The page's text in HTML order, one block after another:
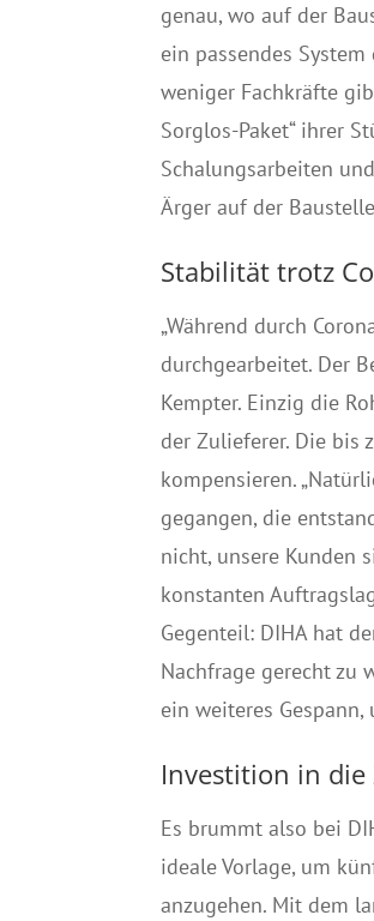
genau, wo auf der
ein passendes
weniger Fachkräfte
Sorglos-Paket“ ihrer
Schalungsarbeiten
Ärger auf der
Stabilität trotz
„Während durch
durchgearbeitet. Der
Kempter. Einzig die
der Zulieferer. Die bis
kompensieren.
gegangen, die
nicht, unsere Kunden
konstanten
Gegenteil: DIHA hat
Nachfrage gerecht zu
ein weiteres
Investition in
Es brummt also bei
ideale Vorlage, um
anzugehen. Mit dem